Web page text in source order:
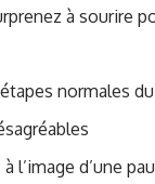
à sourire
normales
d’une